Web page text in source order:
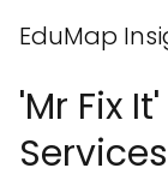
EduMap
'Mr Fix